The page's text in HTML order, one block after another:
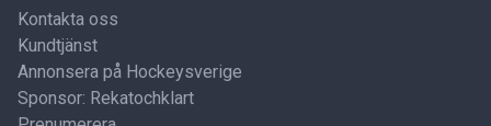
Kontakta oss
Kundtjänst
Annonsera på Hockeysverige
Sponsor: Rekatochklart